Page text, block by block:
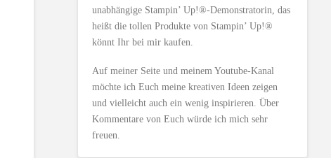
unabhängige Stampin’ Up!®-Demonstratorin, das
heißt die tollen Produkte von Stampin’ Up!®
könnt Ihr bei mir kaufen.
Auf meiner Seite und meinem Youtube-Kanal
möchte ich Euch meine kreativen Ideen zeigen
und vielleicht auch ein wenig inspirieren. Über
Kommentare von Euch würde ich mich sehr
freuen.